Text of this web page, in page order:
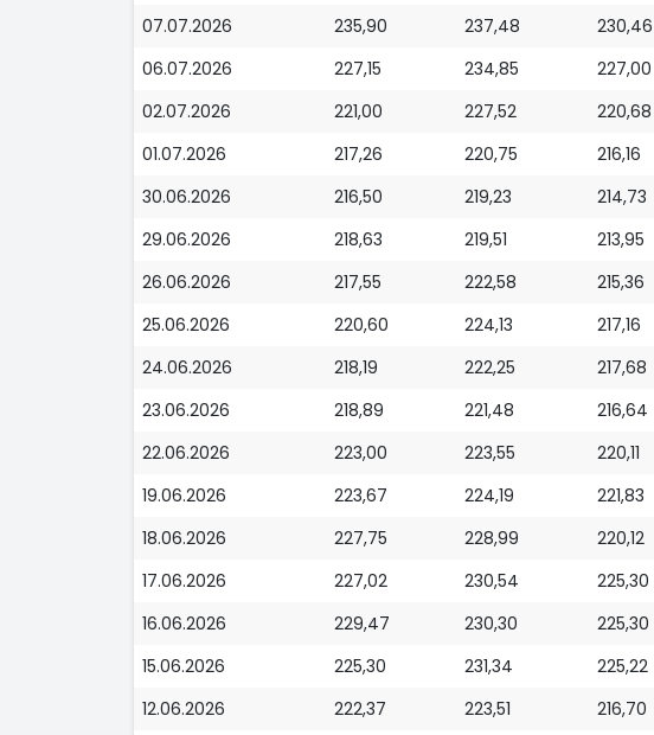
07.07.2026
235,90 237,48 230,46
06.07.2026
227,15 234,85 227,00
02.07.2026
221,00 227,52 220,68
01.07.2026
217,26 220,75 216,16
30.06.2026
216,50 219,23 214,73
29.06.2026
218,63 219,51 213,95
26.06.2026
217,55 222,58 215,36
25.06.2026
220,60 224,13 217,16
24.06.2026
218,19 222,25 217,68
23.06.2026
218,89 221,48 216,64
22.06.2026
223,00 223,55 220,11
19.06.2026
223,67 224,19 221,83
18.06.2026
227,75 228,99 220,12
17.06.2026
227,02 230,54 225,30
16.06.2026
229,47 230,30 225,30
15.06.2026
225,30 231,34 225,22
12.06.2026
222,37 223,51 216,70